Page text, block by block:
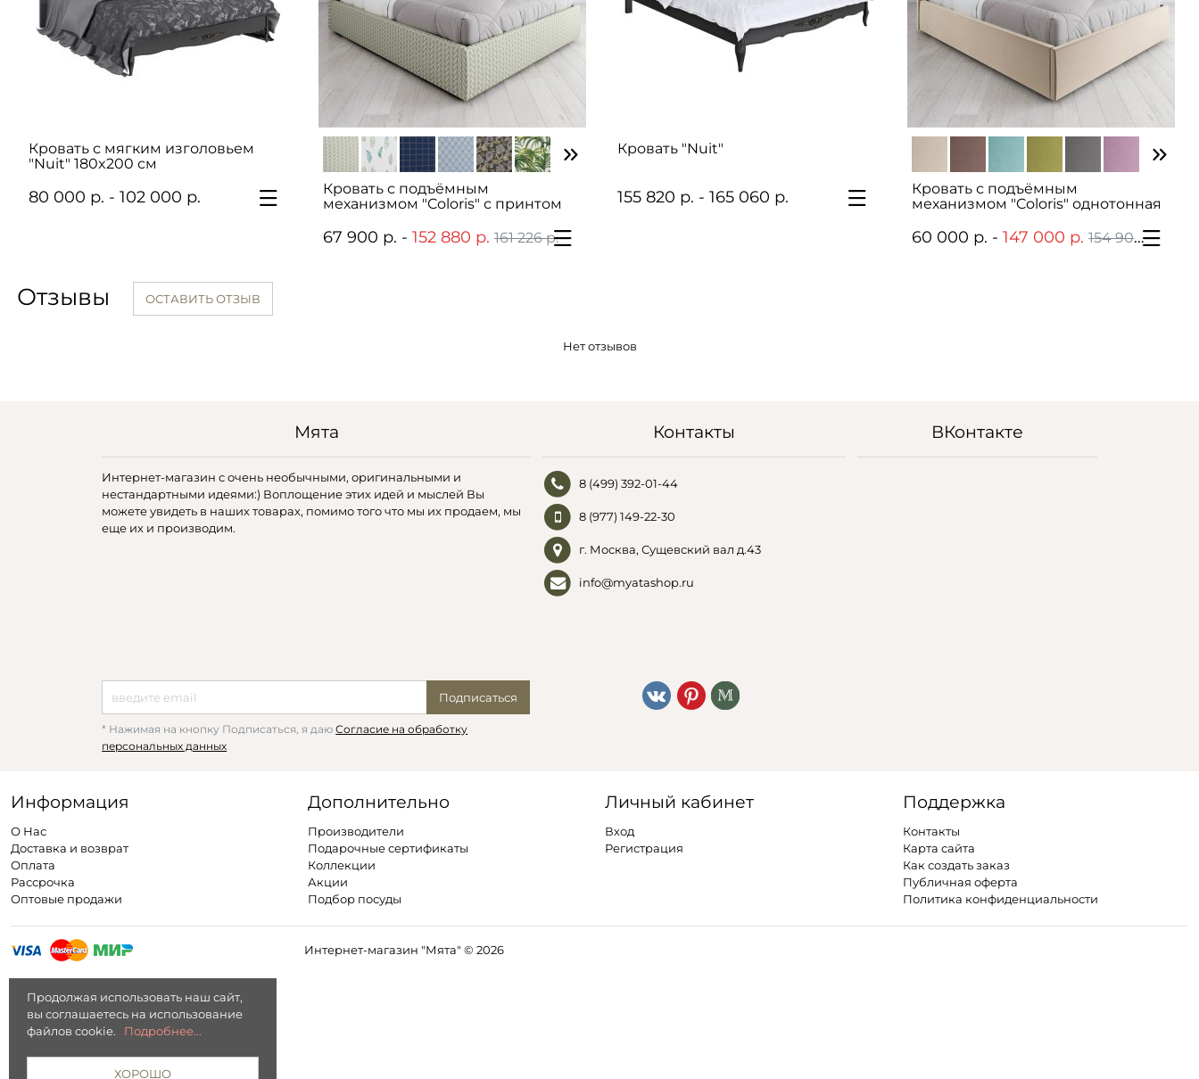
Кровать с мягким изголовьем
"Nuit" 180x200 см
80 000 р. - 102 000 р.
Кровать с подъёмным
механизмом "Coloris" с принтом
67 900 р. -152 880 р. 161 226 р.
Кровать "Nuit"
155 820 р. - 165 060 р.
Кровать с подъёмным
механизмом "Coloris" однотонная
60 000 р. -147 000 р. 154 903 р.
Отзывы ОСТАВИТЬ ОТЗЫВ
Нет отзывов
Мята
Интернет-магазин с очень необычными, оригинальными и
нестандартными идеями:) Воплощение этих идей и мыслей Вы
можете увидеть в наших товарах, помимо того что мы их продаем, мы
еще их и производим.
Подписаться
* Нажимая на кнопку Подписаться, я даюСогласие на обработку
персональных данных
Контакты
8 (499) 392-01-44
8 (977) 149-22-30
г. Москва, Сущевский вал д.43
info@myatashop.ru
ВКонтакте
Информация
О Нас
Доставка и возврат
Оплата
Рассрочка
Оптовые продажи
Дополнительно
Производители
Подарочные сертификаты
Коллекции
Акции
Подбор посуды
Личный кабинет
Вход
Регистрация
Поддержка
Контакты
Карта сайта
Как создать заказ
Публичная оферта
Политика конфиденциальности
Интернет-магазин "Мята" © 2026
Продолжая использовать наш сайт,
вы соглашаетесь на использование
файлов cookie.
Подробнее...
ХОРОШО